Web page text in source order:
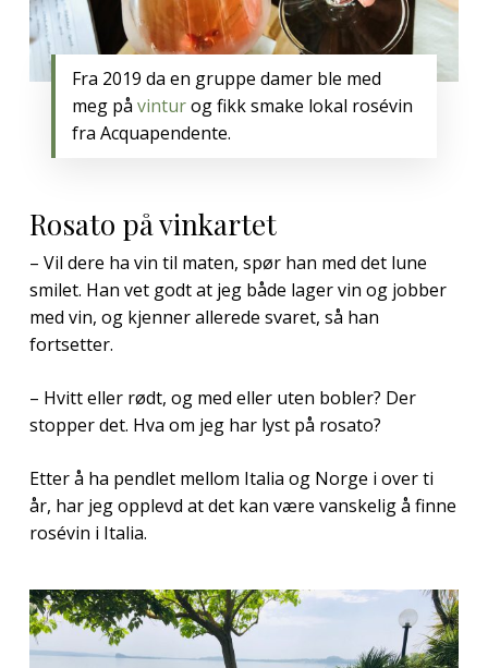
Fra 2019 da en gruppe damer ble med
meg på vinturog fikk smake lokal rosévin
fra Acquapendente.
Rosato på vinkartet
– Vil dere ha vin til maten, spør han med det lune
smilet. Han vet godt at jeg både lager vin og jobber
med vin, og kjenner allerede svaret, så han
fortsetter.
– Hvitt eller rødt, og med eller uten bobler? Der
stopper det. Hva om jeg har lyst på rosato?
Etter å ha pendlet mellom Italia og Norge i over ti
år, har jeg opplevd at det kan være vanskelig å finne
rosévin i Italia.